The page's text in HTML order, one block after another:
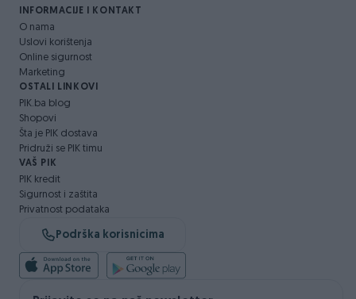
INFORMACIJE I KONTAKT
O nama
Uslovi korištenja
Online sigurnost
Marketing
OSTALI LINKOVI
PIK.ba blog
Shopovi
Šta je PIK dostava
Pridruži se PIK timu
VAŠ PIK
PIK kredit
Sigurnost i zaštita
Privatnost podataka
Podrška korisnicima